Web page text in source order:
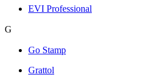
EVI Professional
G
Go Stamp
Grattol